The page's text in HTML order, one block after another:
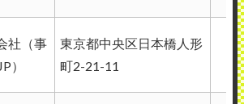
社（事
）
東京都中央区日本橋人形
町2-21-11